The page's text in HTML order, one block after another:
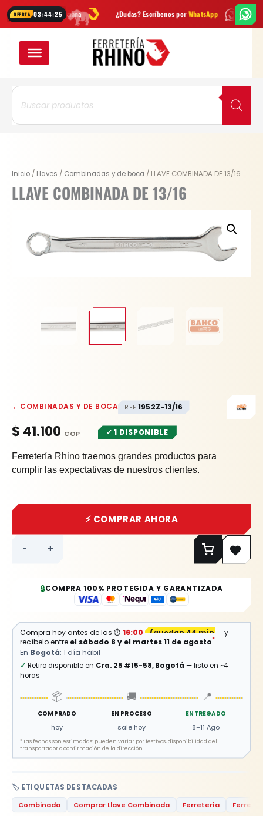
OFERTA 03:44:24
cada semana ¿Dudas? Escríbenos porWhatsApp Envío GRATIS
Búsqueda
productos
Inicio / Llaves / Combinadas y de boca / LLAVE COMBINADA DE 13/16
LLAVE COMBINADA DE 13/16
←COMBINADAS Y DE BOCA REF.1952Z-13/16
$ 41.100 ✓ 1 DISPONIBLE
Ferretería Rhino traemos grandes productos para
cumplir las expectativas de nuestros clientes.
LLAVE
COMBINADA
DE
- +
⚡ COMPRAR AHORA
🏷️ ETIQUETAS DESTACADAS
Combinada
Comprar Llave Combinada Ferretería
🔒COMPRA 100% PROTEGIDA Y GARANTIZADA
Compra hoy antes de las ⏱ 16:00 (quedan 44 min)
y
recíbelo entre el sábado 8 y el martes 11 de agosto*
En Bogotá: 1 día hábil
✓ Retiro disponible en Cra. 25 #15-58, Bogotá — listo en ~4
horas
📦
COMPRADO
hoy
🚚
EN PROCESO
sale hoy
📍
ENTREGADO
8–11 Ago
* Las fechas son estimadas: pueden variar por festivos, disponibilidad del
transportador o confirmación de la dirección.